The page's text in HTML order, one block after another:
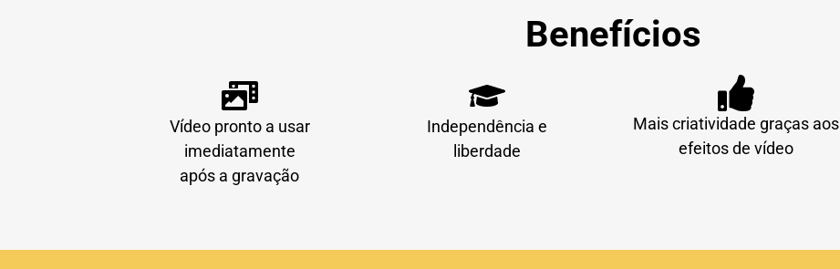
Benefícios
Vídeo pronto a usar
imediatamente
após a gravação
Independência e
liberdade
Mais criatividade graças aos
efeitos de vídeo